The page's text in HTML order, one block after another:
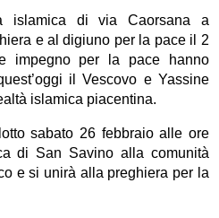
islamica di via Caorsana a
e al digiuno per la pace il 2
impegno per la pace hanno
il Vescovo e Yassine
islamica piacentina.
sabato 26 febbraio alle ore
di San Savino alla comunità
e si unirà alla preghiera per la